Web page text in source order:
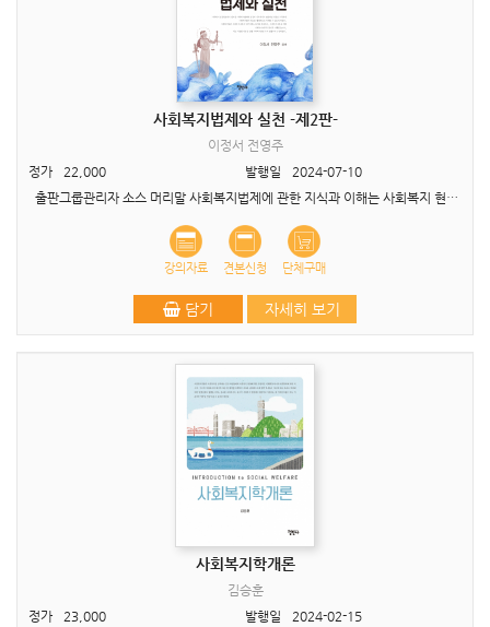
사회복지법제와 실천 -제2판-
이정서 전영주
정가
22,000 발행일
2024-07-10
출판그룹관리자 소스 머리말 사회복지법제에 관한 지식과 이해는 사회복지 현장실천가, 사회복지를 전공하는 학생들에게는 기본적이고, 필수적인 사회복지 관련 분야이다. 지난 2018년 1..
강의자료 견본신청 단체구매
담기 자세히 보기
사회복지학개론
김승훈
정가
23,000 발행일
2024-02-15